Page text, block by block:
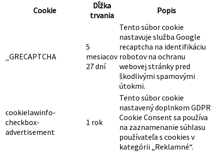
Cookie
Dĺžka
trvania
Popis
_GRECAPTCHA
5
mesiacov
27 dní
Tento súbor cookie
nastavuje služba Google
recaptcha na identifikáciu
robotov na ochranu
webovej stránky pred
škodlivými spamovými
útokmi.
cookielawinfo-
checkbox-
advertisement
1 rok
Tento súbor cookie
nastavený doplnkom GDPR
Cookie Consent sa používa
na zaznamenanie súhlasu
používateľa s cookies v
kategórii „Reklamné“.